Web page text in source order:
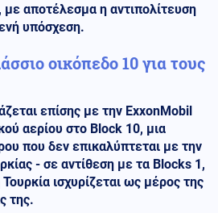
με αποτέλεσμα η αντιπολίτευση
υπόσχεση.
οικόπεδο 10 για τους
επίσης με την ExxonMobil
αερίου στο Block 10, μια
που δεν επικαλύπτεται με την
- σε αντίθεση με τα Blocks 1,
ισχυρίζεται ως μέρος της
της.